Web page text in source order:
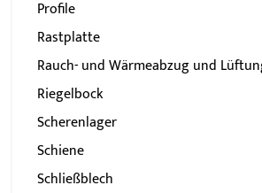
Profile
Rastplatte
Rauch- und Wärmeabzug und
Riegelbock
Scherenlager
Schiene
Schließblech